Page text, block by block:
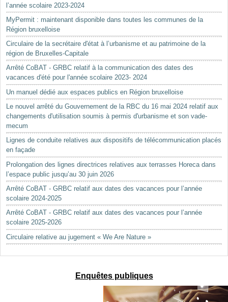
l’année scolaire 2023-2024
MyPermit : maintenant disponible dans toutes les communes de la
Région bruxelloise
Circulaire de la secrétaire d'état à l’urbanisme et au patrimoine de la
région de Bruxelles-Capitale
Arrêté CoBAT - GRBC relatif à la communication des dates des
vacances d'été pour l'année scolaire 2023- 2024
Un manuel dédié aux espaces publics en Région bruxelloise
Le nouvel arrêté du Gouvernement de la RBC du 16 mai 2024 relatif aux
changements d'utilisation soumis à permis d'urbanisme et son vade-
mecum
Lignes de conduite relatives aux dispositifs de télécommunication placés
en façade
Prolongation des lignes directrices relatives aux terrasses Horeca dans
l’espace public jusqu’au 30 juin 2026
Arrêté CoBAT - GRBC relatif aux dates des vacances pour l’année
scolaire 2024-2025
Arrêté CoBAT - GRBC relatif aux dates des vacances pour l’année
scolaire 2025-2026
Circulaire relative au jugement « We Are Nature »
Enquêtes publiques